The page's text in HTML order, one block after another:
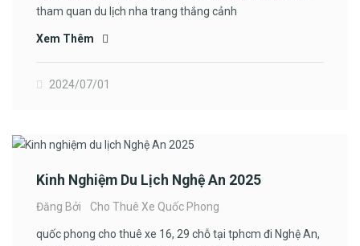
tham quan du lịch nha trang thắng cảnh
Xem Thêm
2024/07/01
Kinh Nghiệm Du Lịch Nghệ An 2025
Đăng Bởi Cho Thuê Xe Quốc Phong
quốc phong cho thuê xe 16, 29 chỗ tại tphcm đi Nghệ An,